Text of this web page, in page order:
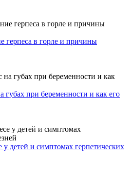
герпеса в горле и причины
губах при беременности и как его
у детей и симптомах герпетических